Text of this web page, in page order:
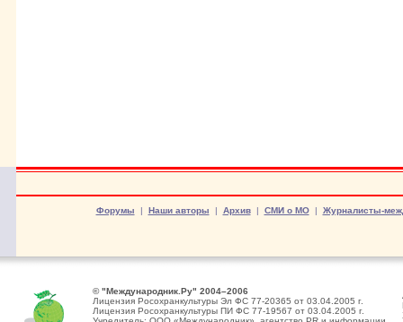
Форумы | Наши авторы | Архив| СМИ о МО| Журналисты-
© "Международник.Ру" 2004–2006
Лицензия Росохранкультуры Эл ФС 77-20365 от 03.04.2005 г.
Лицензия Росохранкультуры ПИ ФС 77-19567 от 03.04.2005 г.